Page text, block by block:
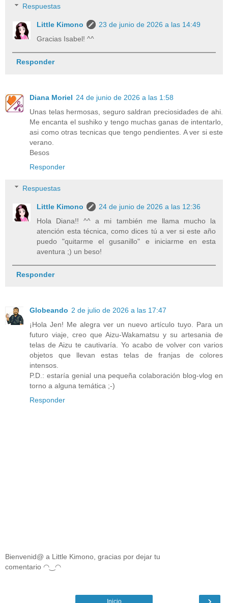
Respuestas
Little Kimono
23 de junio de 2026 a las 14:49
Gracias Isabel! ^^
Responder
Diana Moriel 24 de junio de 2026 a las 1:58
Unas telas hermosas, seguro saldran preciosidades de ahi.
Me encanta el sushiko y tengo muchas ganas de intentarlo,
asi como otras tecnicas que tengo pendientes. A ver si este
verano.
Besos
Responder
Respuestas
Little Kimono
24 de junio de 2026 a las 12:36
Hola Diana!! ^^ a mi también me llama mucho la
atención esta técnica, como dices tú a ver si este año
puedo "quitarme el gusanillo" e iniciarme en esta
aventura ;) un beso!
Responder
Globeando 2 de julio de 2026 a las 17:47
¡Hola Jen! Me alegra ver un nuevo artículo tuyo. Para un
futuro viaje, creo que Aizu-Wakamatsu y su artesania de
telas de Aizu te cautivaría. Yo acabo de volver con varios
objetos que llevan estas telas de franjas de colores
intensos.
P.D.: estaría genial una pequeña colaboración blog-vlog en
torno a alguna temática ;-)
Responder
Bienvenid@ a Little Kimono, gracias por dejar tu
comentario ◠‿◠
Inicio